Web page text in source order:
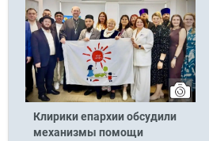
Клирики епархии обсудили
механизмы помощи